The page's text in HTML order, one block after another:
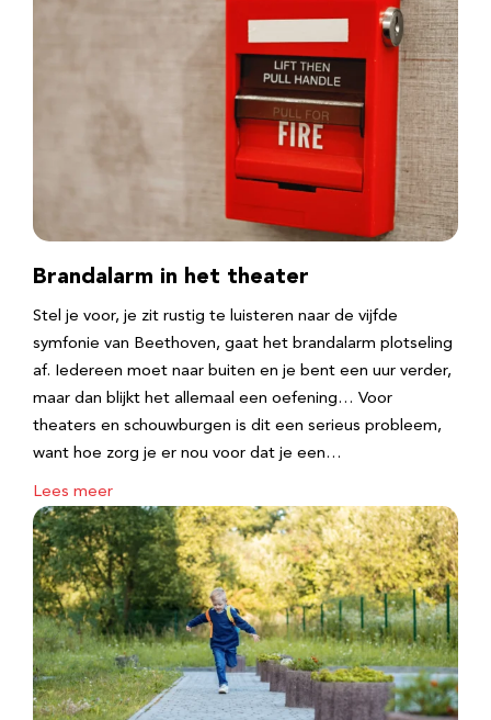
Brandalarm in het theater
Stel je voor, je zit rustig te luisteren naar de vijfde
symfonie van Beethoven, gaat het brandalarm plotseling
af. Iedereen moet naar buiten en je bent een uur verder,
maar dan blijkt het allemaal een oefening… Voor
theaters en schouwburgen is dit een serieus probleem,
want hoe zorg je er nou voor dat je een…
Lees meer